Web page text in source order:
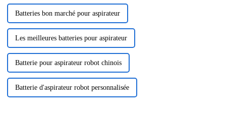
Batteries bon marché pour aspirateur
Les meilleures batteries pour aspirateur
Batterie pour aspirateur robot chinois
Batterie d'aspirateur robot personnalisée